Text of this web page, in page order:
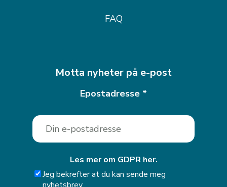
FAQ
Motta nyheter på e-post
Epostadresse *
Les mer om GDPR her.
Jeg bekrefter at du kan sende meg